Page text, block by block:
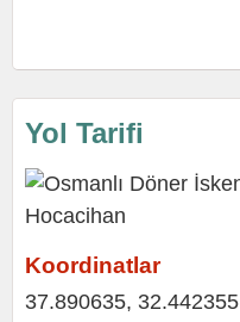
Yol Tarifi
Koordinatlar
37.890635, 32.442355